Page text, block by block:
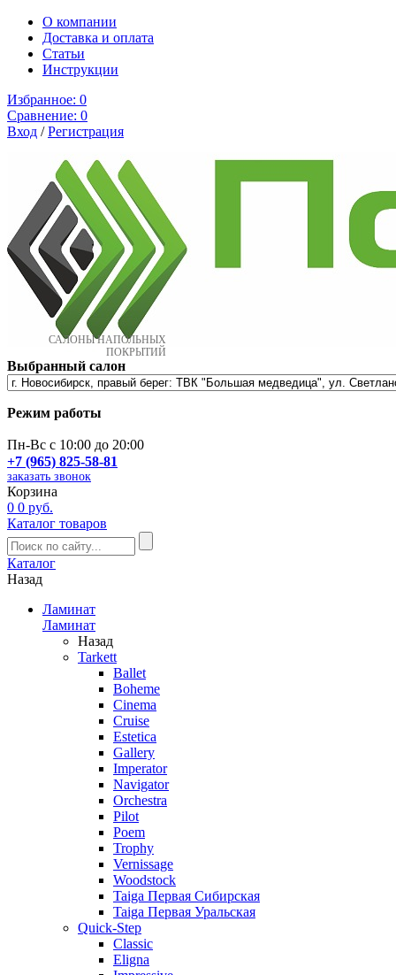
О компании
Доставка и оплата
Cтатьи
Инструкции
Избранное: 0
Сравнение: 0
Вход /Регистрация
САЛОНЫ НАПОЛЬНЫХ
ПОКРЫТИЙ
Выбранный салон
Режим работы
Пн-Вс с 10:00 до 20:00
+7 (965) 825-58-81
заказать звонок
Корзина
0 0 руб.
Каталог товаров
Каталог
Назад
Ламинат
Ламинат
Назад
Tarkett
Ballet
Boheme
Cinema
Cruise
Estetica
Gallery
Imperator
Navigator
Orchestra
Pilot
Poem
Trophy
Vernissage
Woodstock
Taiga Первая Сибирская
Taiga Первая Уральская
Quick-Step
Classic
Eligna